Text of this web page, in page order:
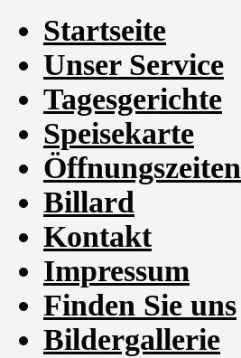
Startseite
Unser Service
Tagesgerichte
Speisekarte
Öffnungszeiten
Billard
Kontakt
Impressum
Finden Sie uns
Bildergallerie